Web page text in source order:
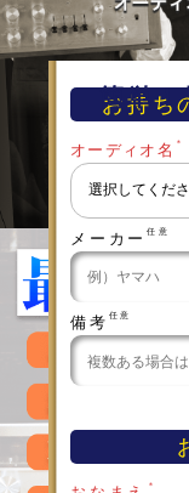
簡単
お持ち
オーディオ名 ＊
メーカー 任意
備考 任意
＊